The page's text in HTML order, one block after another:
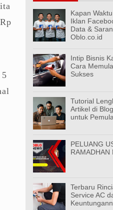
Kapan
Iklan
Data &
Oblo.co.id
Intip Bisnis
Cara
Sukses
Tutorial
Artikel di
untuk Pemula
PELUANG
RAMADHAN
Terbaru
Service AC